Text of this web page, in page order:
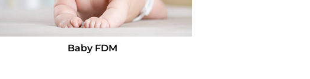
Baby FDM